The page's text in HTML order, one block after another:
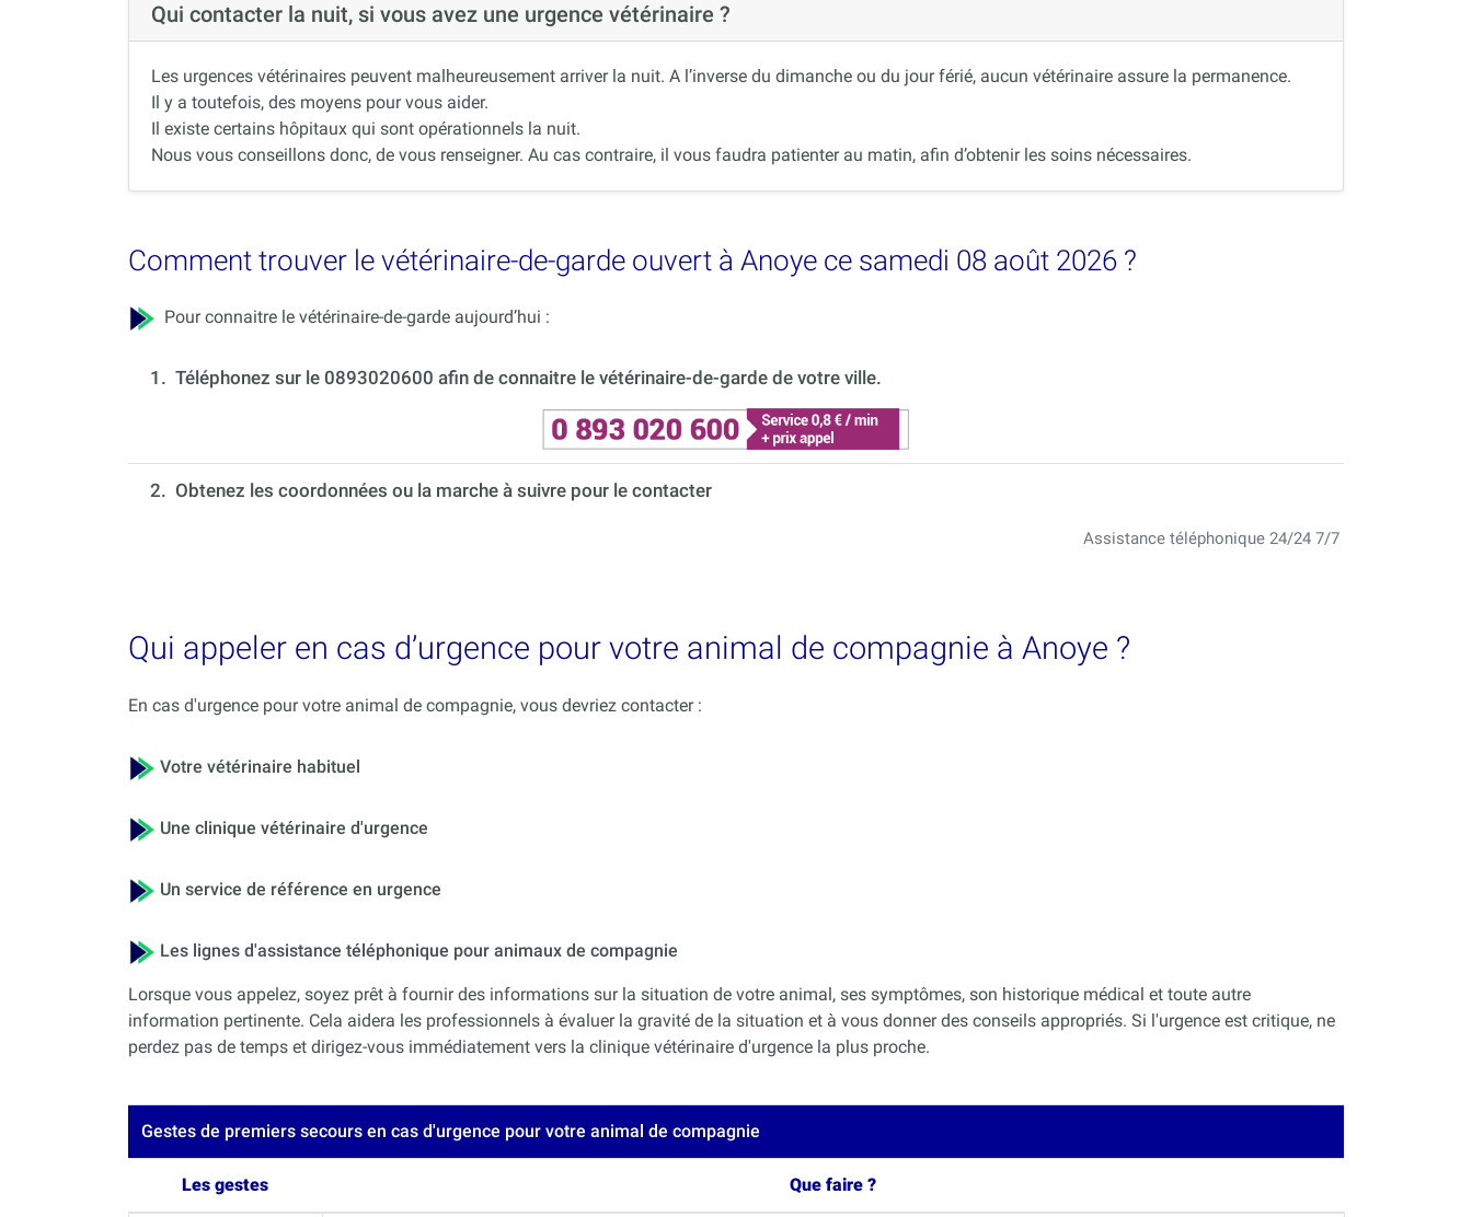
Qui contacter la nuit, si vous avez une urgence vétérinaire ?
Les urgences vétérinaires peuvent malheureusement arriver la nuit. A l’inverse du dimanche ou du jour férié, aucun vétérinaire assure la permanence.
Il y a toutefois, des moyens pour vous aider.
Il existe certains hôpitaux qui sont opérationnels la nuit.
Nous vous conseillons donc, de vous renseigner. Au cas contraire, il vous faudra patienter au matin, afin d’obtenir les soins nécessaires.
Comment trouver le vétérinaire-de-garde ouvert à Anoye ce samedi 08 août 2026 ?
Pour connaitre le vétérinaire-de-garde aujourd’hui :
1. Téléphonez sur le 0893020600 afin de connaitre le vétérinaire-de-garde de votre ville.
2. Obtenez les coordonnées ou la marche à suivre pour le contacter
Assistance téléphonique 24/24 7/7
Qui appeler en cas d’urgence pour votre animal de compagnie à Anoye ?
En cas d'urgence pour votre animal de compagnie, vous devriez contacter :
Votre vétérinaire habituel
Une clinique vétérinaire d'urgence
Un service de référence en urgence
Les lignes d'assistance téléphonique pour animaux de compagnie
Lorsque vous appelez, soyez prêt à fournir des informations sur la situation de votre animal, ses symptômes, son historique médical et toute autre
information pertinente. Cela aidera les professionnels à évaluer la gravité de la situation et à vous donner des conseils appropriés. Si l'urgence est critique, ne
perdez pas de temps et dirigez-vous immédiatement vers la clinique vétérinaire d'urgence la plus proche.
Gestes de premiers secours en cas d'urgence pour votre animal de compagnie
Les gestes Que faire ?